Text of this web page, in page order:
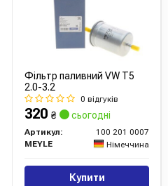
Фільтр паливний VW T5
2.0-3.2
0 відгуків
320 ₴ сьогодні
Артикул:
100 201 0007
MEYLE
Німеччина
Купити